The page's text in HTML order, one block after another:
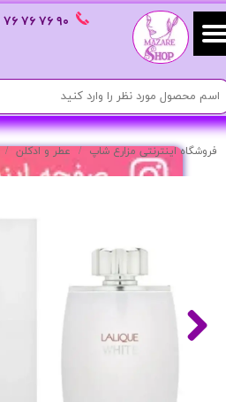
حساب کاربری من
تغییر گذر واژه
سفارشات
خروج از حساب کاربری
٩٠ ٧۶ ٧۶ ٧۶
فروشگاه اینترنتی مزارع شاپ عطر و ادکلن